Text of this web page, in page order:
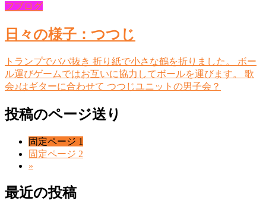
フブログ
日々の様子：つつじ
トランプでババ抜き 折り紙で小さな鶴を折りました。 ボー
ル運びゲームではお互いに協力してボールを運びます。 歌
会♪はギターに合わせて つつじユニットの男子会？
投稿のページ送り
固定ページ 1
固定ページ 2
»
最近の投稿